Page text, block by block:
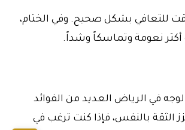
للتعافي بشكل صحيح. وفي الختام،
نعومة وتماسكاً وشداً.
في الرياض العديد من الفوائد
الثقة بالنفس، فإذا كنت ترغب في